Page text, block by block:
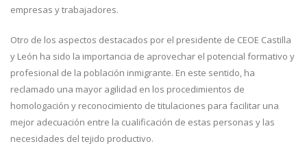
empresas y trabajadores.
Otro de los aspectos destacados por el presidente de CEOE Castilla
y León ha sido la importancia de aprovechar el potencial formativo y
profesional de la población inmigrante. En este sentido, ha
reclamado una mayor agilidad en los procedimientos de
homologación y reconocimiento de titulaciones para facilitar una
mejor adecuación entre la cualificación de estas personas y las
necesidades del tejido productivo.